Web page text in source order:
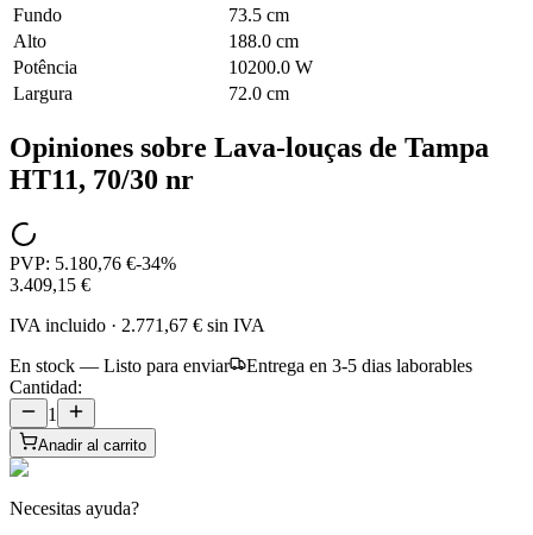
Fundo
73.5 cm
Alto
188.0 cm
Potência
10200.0 W
Largura
72.0 cm
Opiniones sobre Lava-louças de Tampa
HT11, 70/30 nr
PVP: 5.180,76 €-34%
3.409,15 €
IVA incluido · 2.771,67 € sin IVA
En stock — Listo para enviar
Entrega en 3-5 dias laborables
Cantidad:
1
Anadir al carrito
Necesitas ayuda?